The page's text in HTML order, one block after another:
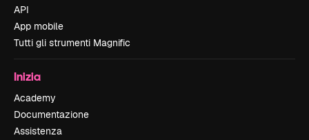
API
App mobile
Tutti gli strumenti Magnific
Inizia
Academy
Documentazione
Assistenza